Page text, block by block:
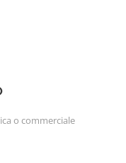
o commerciale